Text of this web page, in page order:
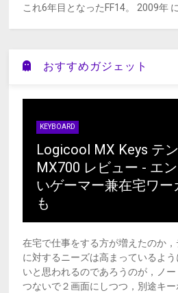
これ6年目となったFF14。 2009年 に
おすすめガジェット
KEYBOARD
Logicool MX Keys テ
MX700 レビュー - エ
いゲーマー兼在宅ワ
も
在宅で仕事をする方が増えたのか
に対するニーズは高まっているよ
いと思われるのであろうのが，ノ
つないで２画面にしつつ，別途キ